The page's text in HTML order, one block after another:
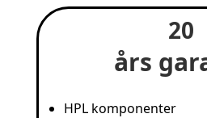
20
års
HPL komponenter